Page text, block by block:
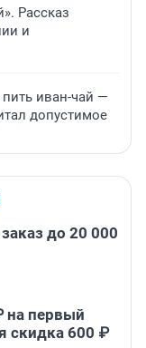
Рассказ
и
иван-чай —
допустимое
до 20 000
на первый
скидка 600 ₽